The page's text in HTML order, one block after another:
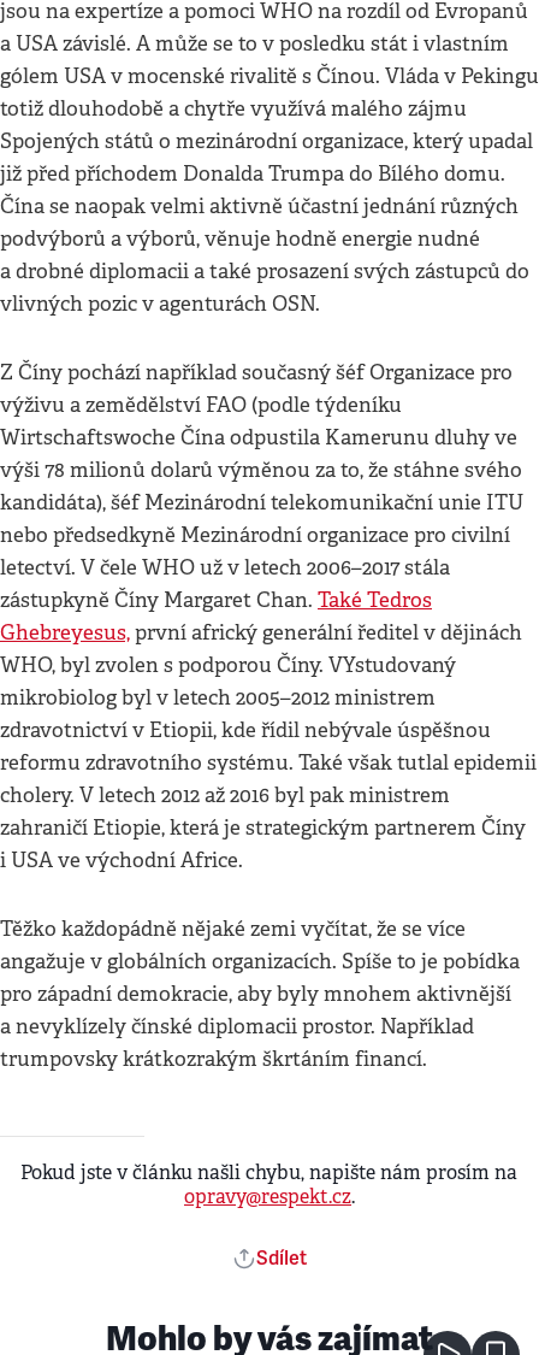
jsou na expertíze a pomoci WHO na rozdíl od Evropanů
a USA závislé. A může se to v posledku stát i vlastním
gólem USA v mocenské rivalitě s Čínou. Vláda v Pekingu
totiž dlouhodobě a chytře využívá malého zájmu
Spojených států o mezinárodní organizace, který upadal
již před příchodem Donalda Trumpa do Bílého domu.
Čína se naopak velmi aktivně účastní jednání různých
podvýborů a výborů, věnuje hodně energie nudné
a drobné diplomacii a také prosazení svých zástupců do
vlivných pozic v agenturách OSN.
Z Číny pochází například současný šéf Organizace pro
výživu a zemědělství FAO (podle týdeníku
Wirtschaftswoche Čína odpustila Kamerunu dluhy ve
výši 78 milionů dolarů výměnou za to, že stáhne svého
kandidáta), šéf Mezinárodní telekomunikační unie ITU
nebo předsedkyně Mezinárodní organizace pro civilní
letectví. V čele WHO už v letech 2006–2017 stála
zástupkyně Číny Margaret Chan. Také Tedros
Ghebreyesus,první africký generální ředitel v dějinách
WHO, byl zvolen s podporou Číny. VYstudovaný
mikrobiolog byl v letech 2005–2012 ministrem
zdravotnictví v Etiopii, kde řídil nebývale úspěšnou
reformu zdravotního systému. Také však tutlal epidemii
cholery. V letech 2012 až 2016 byl pak ministrem
zahraničí Etiopie, která je strategickým partnerem Číny
i USA ve východní Africe.
Těžko každopádně nějaké zemi vyčítat, že se více
angažuje v globálních organizacích. Spíše to je pobídka
pro západní demokracie, aby byly mnohem aktivnější
a nevyklízely čínské diplomacii prostor. Například
trumpovsky krátkozrakým škrtáním financí.
Pokud jste v článku našli chybu, napište nám prosím na
opravy@respekt.cz.
Sdílet
Mohlo by vás zajímat